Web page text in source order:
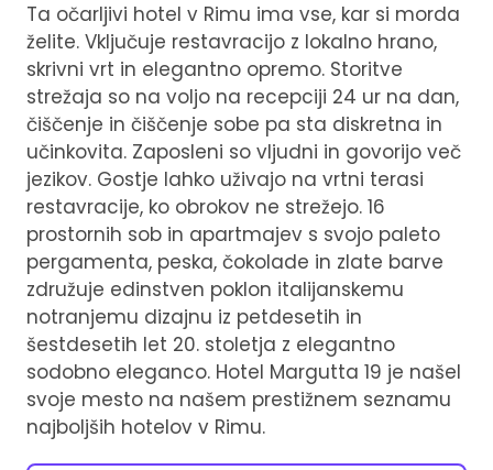
Ta očarljivi hotel v Rimu ima vse, kar si morda
želite. Vključuje restavracijo z lokalno hrano,
skrivni vrt in elegantno opremo. Storitve
strežaja so na voljo na recepciji 24 ur na dan,
čiščenje in čiščenje sobe pa sta diskretna in
učinkovita. Zaposleni so vljudni in govorijo več
jezikov. Gostje lahko uživajo na vrtni terasi
restavracije, ko obrokov ne strežejo. 16
prostornih sob in apartmajev s svojo paleto
pergamenta, peska, čokolade in zlate barve
združuje edinstven poklon italijanskemu
notranjemu dizajnu iz petdesetih in
šestdesetih let 20. stoletja z elegantno
sodobno eleganco. Hotel Margutta 19 je našel
svoje mesto na našem prestižnem seznamu
najboljših hotelov v Rimu.